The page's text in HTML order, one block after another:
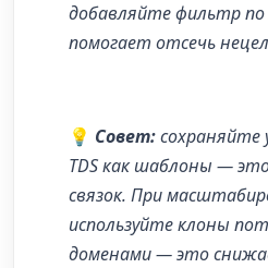
добавляйте фильтр
помогает отсечь
💡 Совет:сохраняйте
TDS как шаблоны —
связок. При
используйте клоны
доменами — это